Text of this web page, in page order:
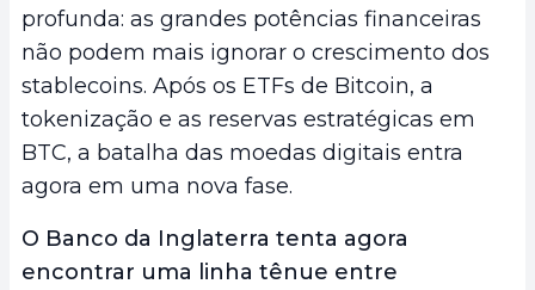
profunda: as grandes potências financeiras
não podem mais ignorar o crescimento dos
stablecoins. Após os ETFs de Bitcoin, a
tokenização e as reservas estratégicas em
BTC, a batalha das moedas digitais entra
agora em uma nova fase.
O Banco da Inglaterra tenta agora
encontrar uma linha tênue entre